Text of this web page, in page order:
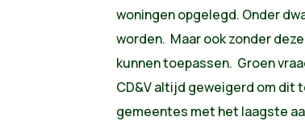
woningen opgelegd. Onder
worden. Maar ook zonder
kunnen toepassen. Groen
CD&V altijd geweigerd om dit
gemeentes met het laagste